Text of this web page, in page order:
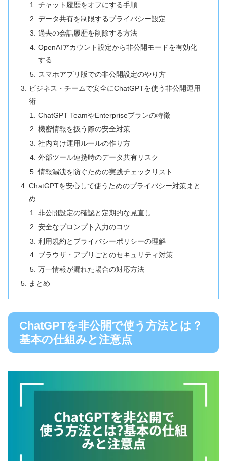
チャット履歴をオフにする手順
データ共有を制限するプライバシー設定
過去の会話履歴を削除する方法
OpenAIアカウント設定から非公開モードを有効化
する
スマホアプリ版での非公開設定のやり方
ビジネス・チームで安全にChatGPTを使う非公開運用
術
ChatGPT TeamやEnterpriseプランの特徴
機密情報を扱う際の安全対策
社内向け運用ルールの作り方
外部ツール連携時のデータ共有リスク
情報漏洩を防ぐための実践チェックリスト
ChatGPTを安心して使うためのプライバシー対策まと
め
非公開設定の確認と定期的な見直し
安全なプロンプト入力のコツ
利用規約とプライバシーポリシーの理解
ブラウザ・アプリごとのセキュリティ対策
万一情報が漏れた場合の対応方法
まとめ
ChatGPTを非公開で使う方法とは？
基本の仕組みと注意点